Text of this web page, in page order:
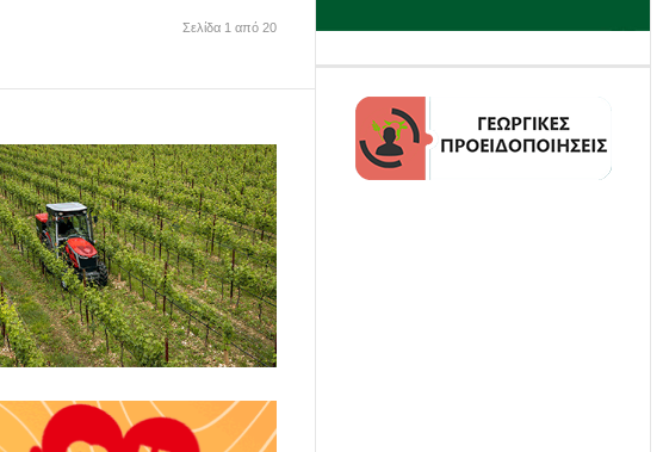
Σελίδα 1 από 20